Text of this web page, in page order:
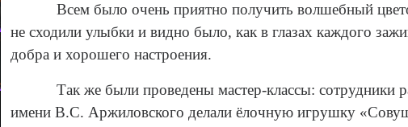
Всем было очень приятно получить волшебный
не сходили улыбки и видно было, как в глазах каждого
добра и хорошего настроения.
Так же были проведены мастер-классы: сотрудники
имени В.С. Аржиловского делали ёлочную игрушку